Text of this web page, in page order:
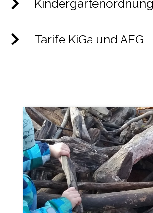
Kindergartenordnung
Tarife KiGa und AEG